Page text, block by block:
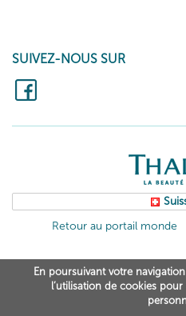
SUIVEZ-NOUS SUR
Retour au portail monde
En poursuivant votre
l’utilisation de cookies